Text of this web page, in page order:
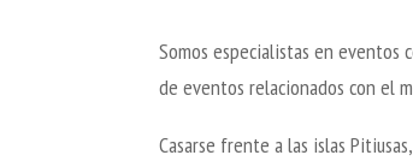
Somos especialistas en eventos
de eventos relacionados con el
Casarse frente a las islas